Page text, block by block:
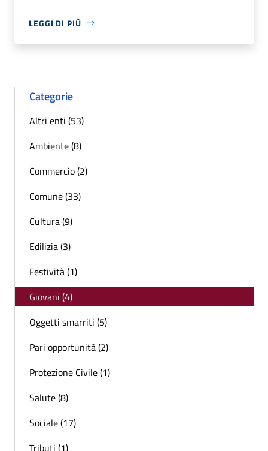
LEGGI DI PIÙ
Categorie
Altri enti (53)
Ambiente (8)
Commercio (2)
Comune (33)
Cultura (9)
Edilizia (3)
Festività (1)
Giovani (4)
Oggetti smarriti (5)
Pari opportunità (2)
Protezione Civile (1)
Salute (8)
Sociale (17)
Tributi (1)